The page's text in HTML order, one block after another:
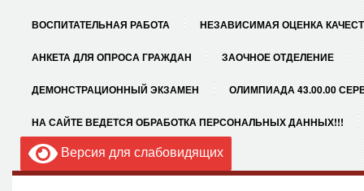
ВОСПИТАТЕЛЬНАЯ РАБОТА НЕЗАВИСИМАЯ ОЦЕНКА
АНКЕТА ДЛЯ ОПРОСА ГРАЖДАН ЗАОЧНОЕ ОТДЕЛЕНИЕ
ДЕМОНСТРАЦИОННЫЙ ЭКЗАМЕН ОЛИМПИАДА 43.00.00
НА САЙТЕ ВЕДЕТСЯ ОБРАБОТКА ПЕРСОНАЛЬНЫХ ДАННЫХ!!!
Версия для слабовидящих